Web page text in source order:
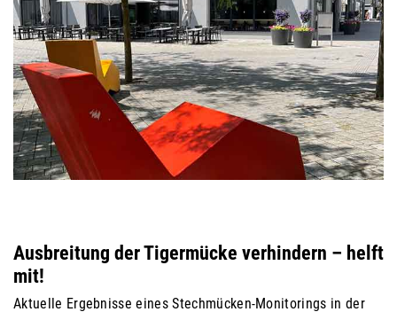
Ausbreitung der Tigermücke verhindern – helft
mit!
Aktuelle Ergebnisse eines Stechmücken-Monitorings in der